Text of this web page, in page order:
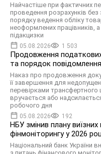
Найчастіше при фактичних
проведення розрахунків
порядку ведення обліку
неоформлених
підакцизки
05.08.2026 1 503
Продовження
та порядок
Наказ про продовження
її завершення для
перевірками трансфертного
вручається або
робочого дня
05.08.2026 192
НБУ змінив плану виїзних
фінмоніторингу у 2026
Національний банк України